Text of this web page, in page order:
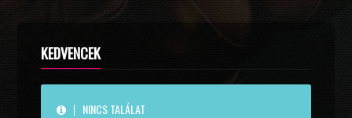
KEDVENCEK
NINCS TALÁLAT